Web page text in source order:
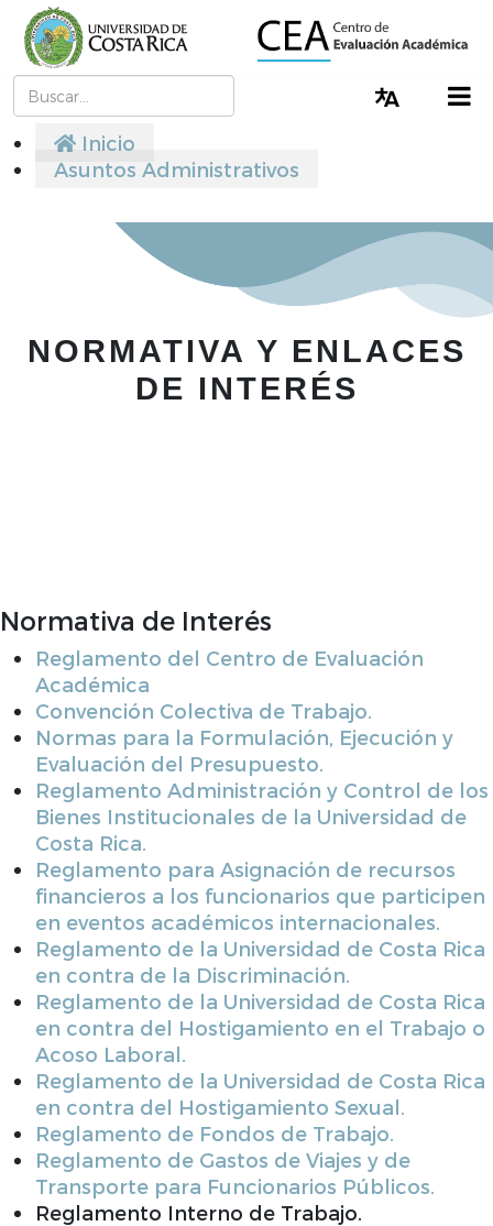
Buscar
Inicio
Asuntos Administrativos
NORMATIVA Y ENLACES
DE INTERÉS
Normativa de Interés
Reglamento del Centro de Evaluación
Académica
Convención Colectiva de Trabajo.
Normas para la Formulación, Ejecución y
Evaluación del Presupuesto.
Reglamento Administración y Control de los
Bienes Institucionales de la Universidad de
Costa Rica.
Reglamento para Asignación de recursos
financieros a los funcionarios que participen
en eventos académicos internacionales.
Reglamento de la Universidad de Costa Rica
en contra de la Discriminación.
Reglamento de la Universidad de Costa Rica
en contra del Hostigamiento en el Trabajo o
Acoso Laboral.
Reglamento de la Universidad de Costa Rica
en contra del Hostigamiento Sexual.
Reglamento de Fondos de Trabajo.
Reglamento de Gastos de Viajes y de
Transporte para Funcionarios Públicos.
Reglamento Interno de Trabajo.